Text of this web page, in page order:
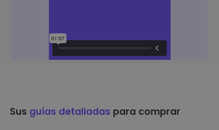
Sus guías detalladas para comprar